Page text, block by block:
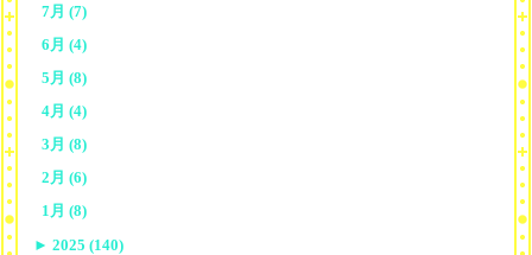
7月 (7)
6月 (4)
5月 (8)
4月 (4)
3月 (8)
2月 (6)
1月 (8)
► 2025 (140)